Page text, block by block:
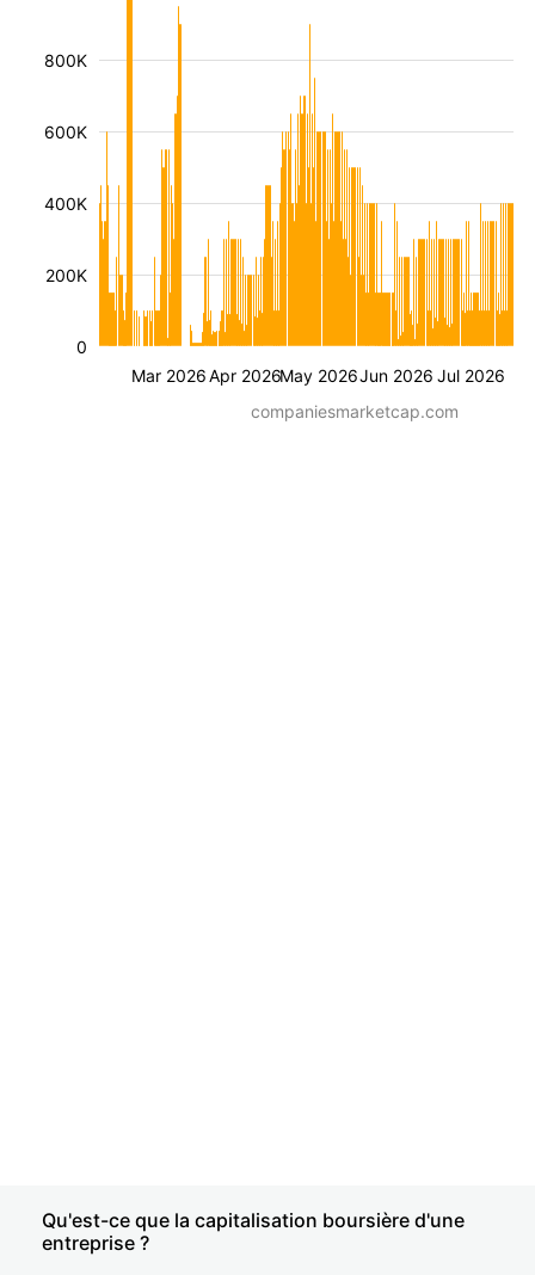
Mar 2026Apr 2026May 2026Jun 2026 Jul 2026
200K
400K
600K
800K
0
companiesmarketcap.com
Qu'est-ce que la capitalisation boursière d'une
entreprise ?